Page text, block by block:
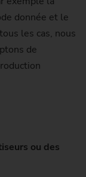
donnée et le
les cas, nous
de
ou des